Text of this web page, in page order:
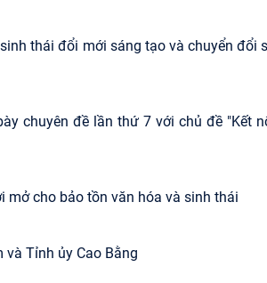
thái đổi mới sáng tạo và chuyển đổi
chuyên đề lần thứ 7 với chủ đề "Kết
mở cho bảo tồn văn hóa và sinh thái
và Tỉnh ủy Cao Bằng